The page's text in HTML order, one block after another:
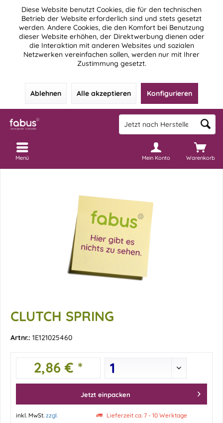
Diese Website benutzt Cookies, die für den technischen
Betrieb der Website erforderlich sind und stets gesetzt
werden. Andere Cookies, die den Komfort bei Benutzung
dieser Website erhöhen, der Direktwerbung dienen oder
die Interaktion mit anderen Websites und sozialen
Netzwerken vereinfachen sollen, werden nur mit Ihrer
Zustimmung gesetzt.
Ablehnen Alle akzeptieren Konfigurieren
Warenkorb
Mein Konto
Menü
CLUTCH SPRING
Artnr.: 1E121025460
2,86 € *
Jetzt einpacken
inkl. MwSt. zzgl.
Lieferzeit ca. 7 - 10 Werktage